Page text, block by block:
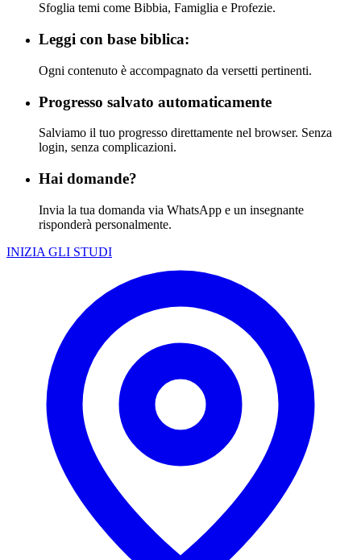
Sfoglia temi come Bibbia, Famiglia e Profezie.
Leggi con base biblica:
Ogni contenuto è accompagnato da versetti pertinenti.
Progresso salvato automaticamente
Salviamo il tuo progresso direttamente nel browser. Senza
login, senza complicazioni.
Hai domande?
Invia la tua domanda via WhatsApp e un insegnante
risponderà personalmente.
INIZIA GLI STUDI